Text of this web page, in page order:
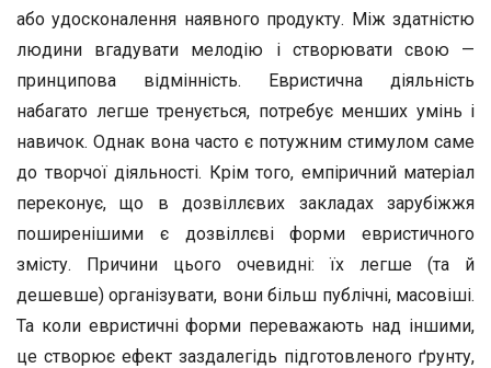
або удосконалення наявного продукту. Між здатністю
людини вгадувати мелодію і створювати свою —
принципова відмінність. Евристична діяльність
набагато легше тренується, потребує менших умінь і
навичок. Однак вона часто є потужним стимулом саме
до творчої діяльності. Крім того, емпіричний матеріал
переконує, що в дозвіллєвих закладах зарубіжжя
поширенішими є дозвіллєві форми евристичного
змісту. Причини цього очевидні: їх легше (та й
дешевше) організувати, вони більш публічні, масовіші.
Та коли евристичні форми переважають над іншими,
це створює ефект заздалегідь підготовленого ґрунту,